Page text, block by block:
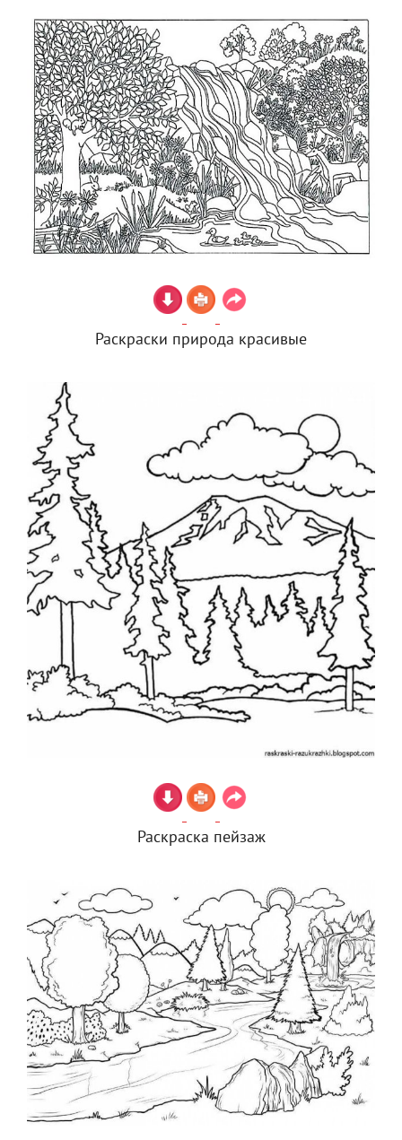
Раскраски природа красивые
Раскраска пейзаж